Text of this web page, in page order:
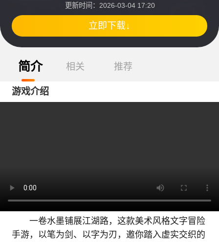
更新时间：2026-03-04 17:20
立即下载↓
简介 相关 推荐
游戏介绍
一卷水墨铺展江湖路，这款美术风格文字冒险
手游，以笔为剑、以字为刃，邀你踏入虚实交织的